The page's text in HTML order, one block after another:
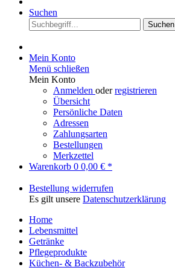
Suchen
Suchen
Mein Konto
Menü schließen
Mein Konto
Anmelden oderregistrieren
Übersicht
Persönliche Daten
Adressen
Zahlungsarten
Bestellungen
Merkzettel
Warenkorb 0 0,00 € *
Bestellung widerrufen
Es gilt unsere Datenschutzerklärung
Home
Lebensmittel
Getränke
Pflegeprodukte
Küchen- & Backzubehör